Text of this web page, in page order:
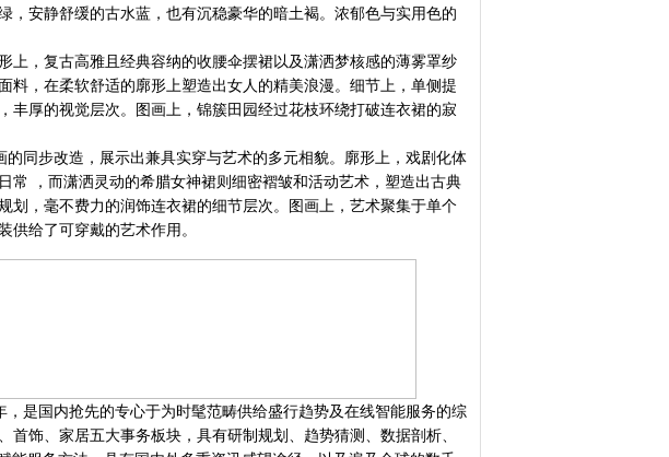
，安静舒缓的古水蓝，也有沉稳豪华的暗土褐。浓郁色与实用色的
，复古高雅且经典容纳的收腰伞摆裙以及潇洒梦核感的薄雾罩纱
料，在柔软舒适的廓形上塑造出女人的精美浪漫。细节上，单侧提
丰厚的视觉层次。图画上，锦簇田园经过花枝环绕打破连衣裙的寂
步改造，展示出兼具实穿与艺术的多元相貌。廓形上，戏剧化体
常 ，而潇洒灵动的希腊女神裙则细密褶皱和活动艺术，塑造出古典
划，毫不费力的润饰连衣裙的细节层次。图画上，艺术聚集于单个
供给了可穿戴的艺术作用。
国内抢先的专心于为时髦范畴供给盛行趋势及在线智能服务的综
饰、家居五大事务板块，具有研制规划、趋势猜测、数据剖析、